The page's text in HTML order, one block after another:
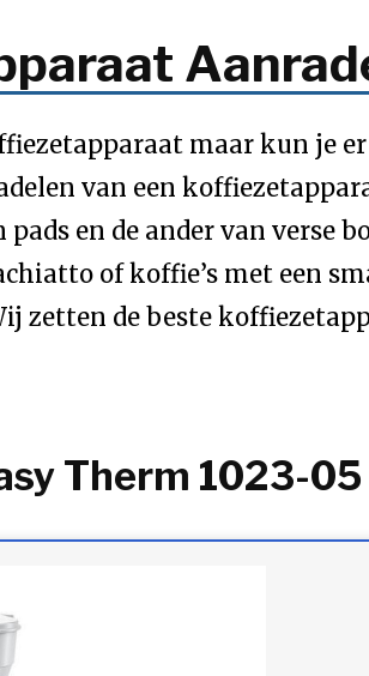
maar kun je
van een
en de ander van verse
of koffie’s met een
zetten de beste
Therm 1023-05